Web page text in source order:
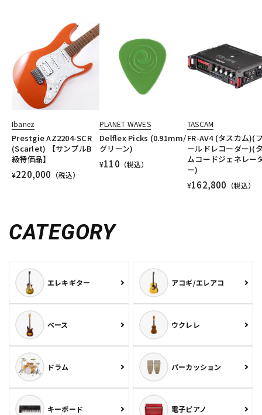
アンプ エフェクター
DJ機器
DTM オンライン納品 レコーディング機器
楽器アクセサリ
中古
Ibanez
Prestgie AZ2204-SCR
(Scarlet) 【サンプルB
級特価品】
¥220,000 （税込）
PLANET WAVES
Delflex Picks (0.91mm/
グリーン)
¥110 （税込）
TASCAM
FR-AV4 (タスカム)(
ールドレコーダー)(
ムコードジェネレー
ー)
¥162,800 （税込）
CATEGORY
エレキギター アコギ/エレアコ
ベース ウクレレ
ドラム パーカッション
キーボード 電子ピアノ